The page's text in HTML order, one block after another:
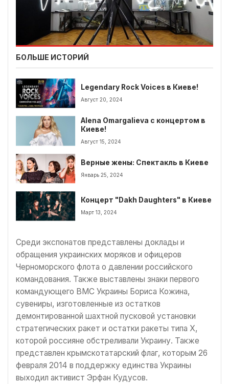
БОЛЬШЕ ИСТОРИЙ
Legendary Rock Voices в Киеве!
Август 20, 2024
Alena Omargalieva с концертом в
Киеве!
Август 15, 2024
Верные жены: Спектакль в Киеве
Январь 25, 2024
Концерт "Dakh Daughters" в Киеве
Март 13, 2024
Среди экспонатов представлены доклады и
обращения украинских моряков и офицеров
Черноморского флота о давлении российского
командования. Также выставлены знаки первого
командующего ВМС Украины Бориса Кожина,
сувениры, изготовленные из остатков
демонтированной шахтной пусковой установки
стратегических ракет и остатки ракеты типа Х,
которой россияне обстреливали Украину. Также
представлен крымскотатарский флаг, которым 26
февраля 2014 в поддержку единства Украины
выходил активист Эрфан Кудусов.